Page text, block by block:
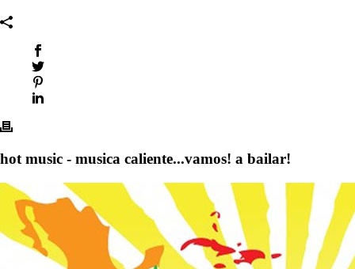
hot music - musica caliente...vamos! a bailar!